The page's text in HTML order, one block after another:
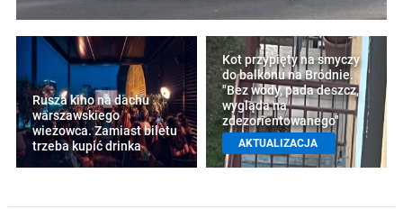
Rusza kino na dachu
warszawskiego
wieżowca. Zamiast biletu
trzeba kupić drinka
Kot przypięty na smyczy
do balkonu na Bródnie.
"Bez wody, pada deszcz,
wygląda na
zdezorientowanego"
AKTUALIZACJA